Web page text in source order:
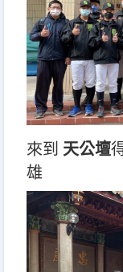
來到 天公壇
雄